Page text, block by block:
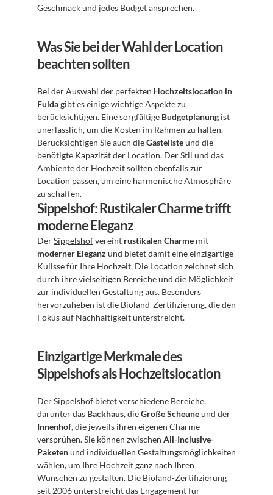
Geschmack und jedes Budget ansprechen.
Was Sie bei der Wahl der Location
beachten sollten
Bei der Auswahl der perfekten Hochzeitslocation in
Fulda gibt es einige wichtige Aspekte zu
berücksichtigen. Eine sorgfältige Budgetplanung ist
unerlässlich, um die Kosten im Rahmen zu halten.
Berücksichtigen Sie auch die Gästeliste und die
benötigte Kapazität der Location. Der Stil und das
Ambiente der Hochzeit sollten ebenfalls zur
Location passen, um eine harmonische Atmosphäre
zu schaffen.
Sippelshof: Rustikaler Charme trifft
moderne Eleganz
Der Sippelshof vereint rustikalen Charme
moderner Eleganz und bietet damit eine einzigartige
Kulisse für Ihre Hochzeit. Die Location zeichnet sich
durch ihre vielseitigen Bereiche und die Möglichkeit
zur individuellen Gestaltung aus. Besonders
hervorzuheben ist die Bioland-Zertifizierung, die den
Fokus auf Nachhaltigkeit unterstreicht.
Einzigartige Merkmale des
Sippelshofs als Hochzeitslocation
Der Sippelshof bietet verschiedene Bereiche,
darunter das Backhaus, die Große Scheune
Innenhof, die jeweils ihren eigenen Charme
versprühen. Sie können zwischen All-Inclusive-
Paketen und individuellen Gestaltungsmöglichkeiten
wählen, um Ihre Hochzeit ganz nach Ihren
Wünschen zu gestalten. Die Bioland-Zertifizierung